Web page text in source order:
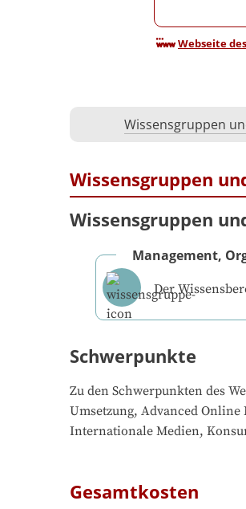
Webseite
Wissensgruppen
Wissensgruppen
Wissensgruppen
Management,
Der
Schwerpunkte
Zu den Schwerpunkten des
Umsetzung, Advanced
Internationale Medien,
Gesamtkosten